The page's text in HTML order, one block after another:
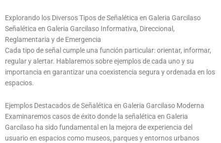
Explorando los Diversos Tipos de Señalética en Galeria Garcilaso
Señalética en Galeria Garcilaso Informativa, Direccional,
Reglamentaria y de Emergencia
Cada tipo de señal cumple una función particular: orientar, informar,
regular y alertar. Hablaremos sobre ejemplos de cada uno y su
importancia en garantizar una coexistencia segura y ordenada en los
espacios.
Ejemplos Destacados de Señalética en Galeria Garcilaso Moderna
Examinaremos casos de éxito donde la señalética en Galeria
Garcilaso ha sido fundamental en la mejora de experiencia del
usuario en espacios como museos, parques y entornos urbanos